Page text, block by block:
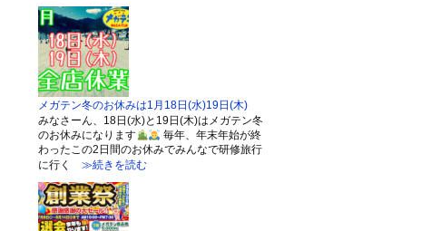
メガテン冬のお休みは1月18日(水)19日(木)
みなさーん、18日(水)と19日(木)はメガテン冬
のお休みになります
毎年、年末年始が終
わったこの2日間のお休みでみんなで研修旅行
に行く
≫続きを読む